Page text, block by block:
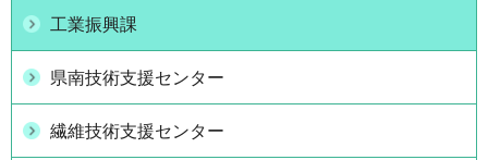
工業振興課
県南技術支援センター
繊維技術支援センター